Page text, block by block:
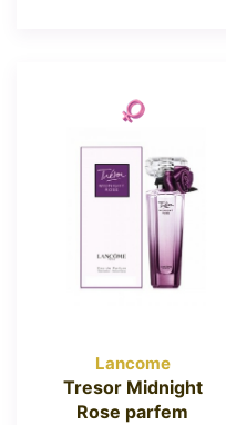
Lancome
Tresor Midnight
Rose parfem